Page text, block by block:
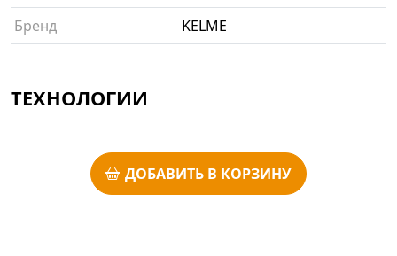
Бренд
KELME
ТЕХНОЛОГИИ
ДОБАВИТЬ В КОРЗИНУ